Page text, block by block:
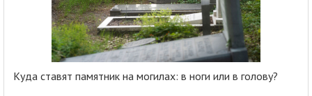
Куда ставят памятник на могилах: в ноги или в голову?